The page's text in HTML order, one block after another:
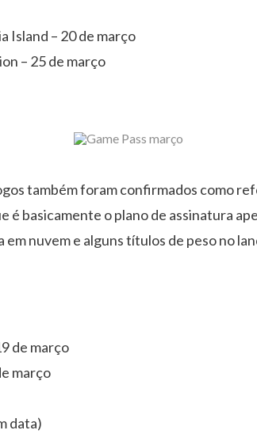
Island – 20 de março
– 25 de março
também foram confirmados como
é basicamente o plano de assinatura
em nuvem e alguns títulos de peso no
de março
março
data)